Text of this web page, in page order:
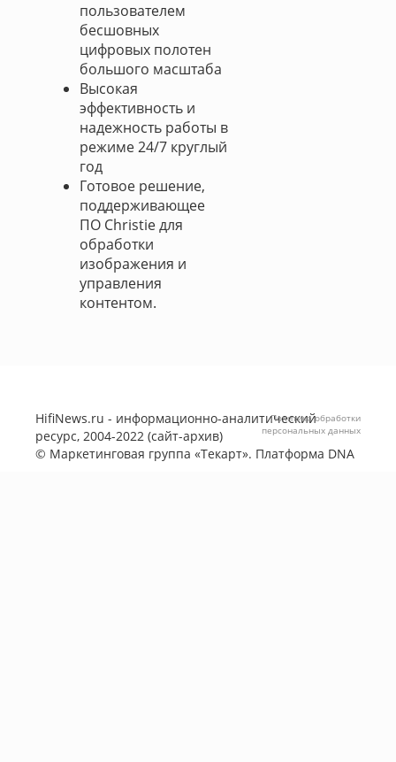
пользователем
бесшовных
цифровых полотен
большого масштаба
Высокая
эффективность и
надежность работы в
режиме 24/7 круглый
год
Готовое решение,
поддерживающее
ПО Christie для
обработки
изображения и
управления
контентом.
HifiNews.ru - информационно-аналитический
ресурс, 2004-2022 (сайт-архив)
© Маркетинговая группа «Текарт». Платформа DNA
Политика обработки
персональных данных